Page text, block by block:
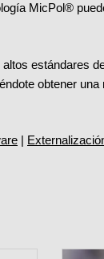
MicPol®
estándares
obtener
|